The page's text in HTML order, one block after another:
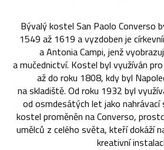
Bývalý kostel San Paolo Converso
1549 až 1619 a vyzdoben je
a Antonia Campi, jenž
a mučednictví. Kostel byl využíván
až do roku 1808, kdy byl
na skladiště. Od roku 1932 byl
od osmdesátých let jako nahrávací
kostel proměněn na Converso,
umělců z celého světa, kteří dokáží
kreativní